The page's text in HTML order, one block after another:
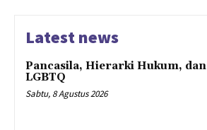
Latest news
Pancasila, Hierarki Hukum, dan
LGBTQ
Sabtu, 8 Agustus 2026